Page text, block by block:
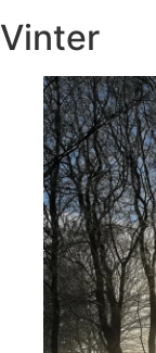
Vinter